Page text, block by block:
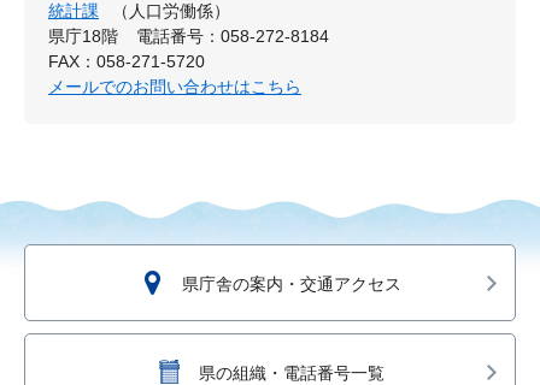
統計課
（人口労働係）
県庁18階
電話番号：058-272-8184
FAX：058-271-5720
メールでのお問い合わせはこちら
県庁舎の案内・交通アクセス
県の組織・電話番号一覧